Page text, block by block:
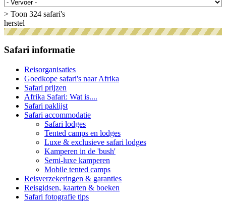
> Toon 324 safari's
herstel
Safari informatie
Reisorganisaties
Goedkope safari's naar Afrika
Safari prijzen
Afrika Safari: Wat is....
Safari paklijst
Safari accommodatie
Safari lodges
Tented camps en lodges
Luxe & exclusieve safari lodges
Kamperen in de 'bush'
Semi-luxe kamperen
Mobile tented camps
Reisverzekeringen & garanties
Reisgidsen, kaarten & boeken
Safari fotografie tips